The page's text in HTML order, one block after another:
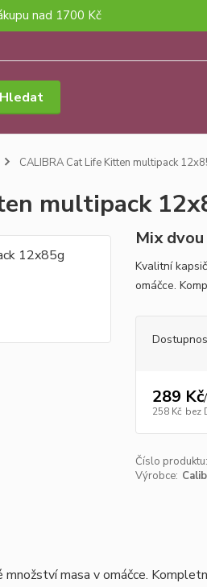
nad 1700 Kč
Hledat
CALIBRA Cat Life Kitten multipack
multipack
Mix
Kvalitní
omáčce.
289 Kč/
258 Kč bez
Číslo produktu:
Výrobce:
masa v omáčce.